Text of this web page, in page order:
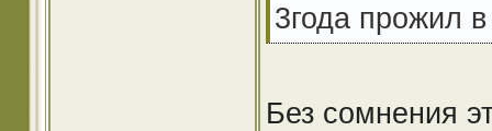
3года прожил
Без сомнения